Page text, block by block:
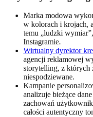
Marka modowa
w kolorach i krojach,
temu „ludzki
Instagramie.
Wirtualny dyrektor
agencji reklamowej
storytelling, z których
niespodziewane.
Kampanie
analizuje bieżące
zachowań
całości autentyczny